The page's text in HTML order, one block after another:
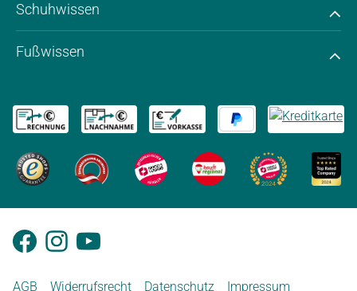
Schuhwissen
Fußwissen
AGB Widerrufsrecht Datenschutz Impressum